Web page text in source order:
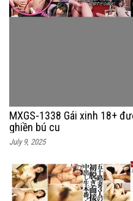
MXGS-1338 Gái xinh 18+
ghiền bú cu
July 9, 2025